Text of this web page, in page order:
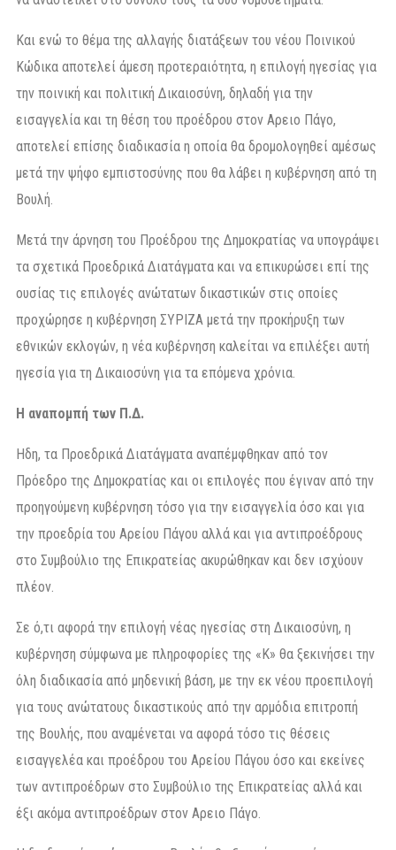
Και ενώ το θέμα της αλλαγής διατάξεων του νέου Ποινικού
Κώδικα αποτελεί άμεση προτεραιότητα, η επιλογή ηγεσίας για
την ποινική και πολιτική Δικαιοσύνη, δηλαδή για την
εισαγγελία και τη θέση του προέδρου στον Αρειο Πάγο,
αποτελεί επίσης διαδικασία η οποία θα δρομολογηθεί αμέσως
μετά την ψήφο εμπιστοσύνης που θα λάβει η κυβέρνηση από τη
Βουλή.
Μετά την άρνηση του Προέδρου της Δημοκρατίας να υπογράψει
τα σχετικά Προεδρικά Διατάγματα και να επικυρώσει επί της
ουσίας τις επιλογές ανώτατων δικαστικών στις οποίες
προχώρησε η κυβέρνηση ΣΥΡΙΖΑ μετά την προκήρυξη των
εθνικών εκλογών, η νέα κυβέρνηση καλείται να επιλέξει αυτή
ηγεσία για τη Δικαιοσύνη για τα επόμενα χρόνια.
Η αναπομπή των Π.Δ.
Ηδη, τα Προεδρικά Διατάγματα αναπέμφθηκαν από τον
Πρόεδρο της Δημοκρατίας και οι επιλογές που έγιναν από την
προηγούμενη κυβέρνηση τόσο για την εισαγγελία όσο και για
την προεδρία του Αρείου Πάγου αλλά και για αντιπροέδρους
στο Συμβούλιο της Επικρατείας ακυρώθηκαν και δεν ισχύουν
πλέον.
Σε ό,τι αφορά την επιλογή νέας ηγεσίας στη Δικαιοσύνη, η
κυβέρνηση σύμφωνα με πληροφορίες της «Κ» θα ξεκινήσει την
όλη διαδικασία από μηδενική βάση, με την εκ νέου προεπιλογή
για τους ανώτατους δικαστικούς από την αρμόδια επιτροπή
της Βουλής, που αναμένεται να αφορά τόσο τις θέσεις
εισαγγελέα και προέδρου του Αρείου Πάγου όσο και εκείνες
των αντιπροέδρων στο Συμβούλιο της Επικρατείας αλλά και
έξι ακόμα αντιπροέδρων στον Αρειο Πάγο.